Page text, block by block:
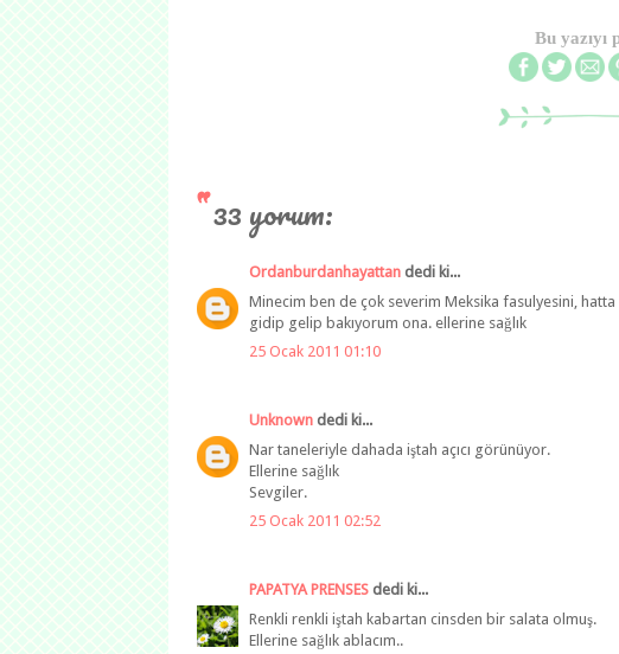
Bu yazıyı
33 yorum:
Ordanburdanhayattan dedi ki...
Minecim ben de çok severim Meksika fasulyesini,
gidip gelip bakıyorum ona. ellerine sağlık
25 Ocak 2011 01:10
Unknown dedi ki...
Nar taneleriyle dahada iştah açıcı görünüyor.
Ellerine sağlık
Sevgiler.
25 Ocak 2011 02:52
PAPATYA PRENSES dedi ki...
Renkli renkli iştah kabartan cinsden bir salata olmuş.
Ellerine sağlık ablacım..